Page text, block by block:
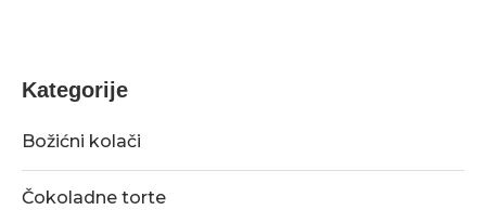
Kategorije
Božićni kolači
Čokoladne torte